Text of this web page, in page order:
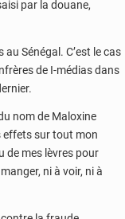
par la douane,
Sénégal. C’est le cas
de I-médias dans
nom de Maloxine
effets sur tout mon
de mes lèvres pour
ni à voir, ni à